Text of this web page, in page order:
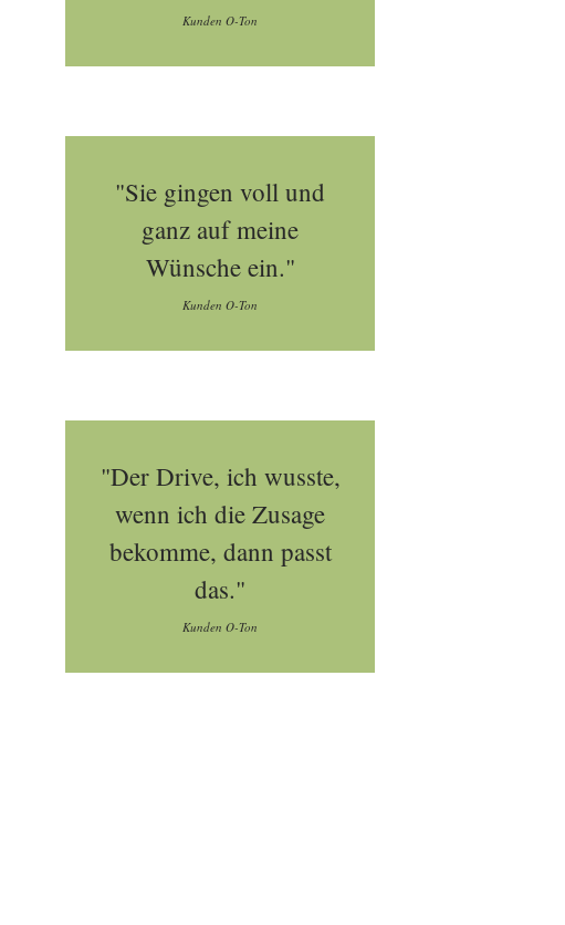
Kunden O-Ton
"Sie gingen voll und
ganz auf meine
Wünsche ein."
Kunden O-Ton
"Der Drive, ich wusste,
wenn ich die Zusage
bekomme, dann passt
das."
Kunden O-Ton